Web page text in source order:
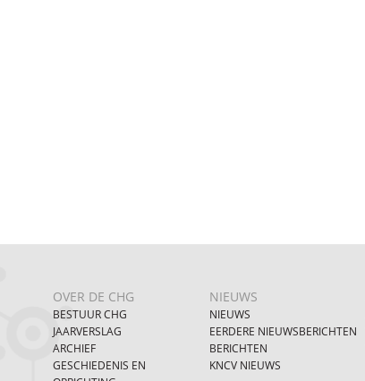
OVER DE CHG
BESTUUR CHG
JAARVERSLAG
ARCHIEF
GESCHIEDENIS EN
NIEUWS
NIEUWS
EERDERE NIEUWSBERICHTEN
BERICHTEN
KNCV NIEUWS